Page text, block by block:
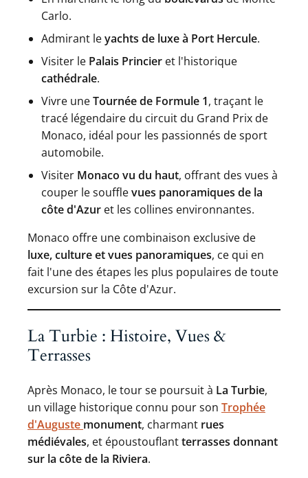
Carlo.
Admirant leyachts de luxe à Port Hercule.
Visiter le Palais Princier et l'historique
cathédrale.
Vivre uneTournée de Formule 1, traçant le
tracé légendaire du circuit du Grand Prix de
Monaco, idéal pour les passionnés de sport
automobile.
Visiter Monaco vu du haut, offrant des vues à
couper le soufflevues panoramiques de la
côte d'Azur et les collines environnantes.
Monaco offre une combinaison exclusive de
luxe, culture et vues panoramiques, ce qui en
fait l'une des étapes les plus populaires de toute
excursion sur la Côte d'Azur.
La Turbie : Histoire, Vues &
Terrasses
Après Monaco, le tour se poursuit à La Turbie,
un village historique connu pour son Trophée
d'Auguste monument, charmant rues
médiévales, et époustouflantterrasses donnant
sur la côte de la Riviera.